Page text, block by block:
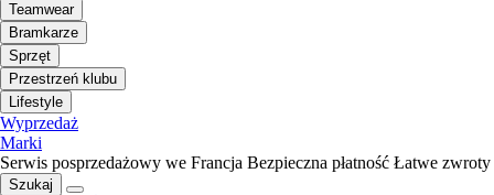
Teamwear
Bramkarze
Sprzęt
Przestrzeń klubu
Lifestyle
Wyprzedaż
Marki
Serwis posprzedażowy we Francja Bezpieczna płatność Łatwe zwroty
Szukaj